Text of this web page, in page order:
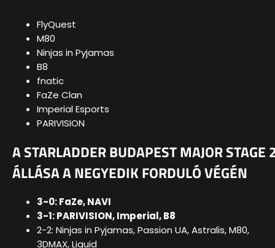
FlyQuest
M80
Ninjas in Pyjamas
B8
fnatic
FaZe Clan
Imperial Esports
PARIVISION
A STARLADDER BUDAPEST MAJOR STAGE
ÁLLÁSA A NEGYEDIK FORDULÓ VÉGÉN
3-0: FaZe, NAVI
3-1: PARIVISION, Imperial, B8
2-2: Ninjas in Pyjamas, Passion UA, Astralis, M80,
3DMAX, Liquid